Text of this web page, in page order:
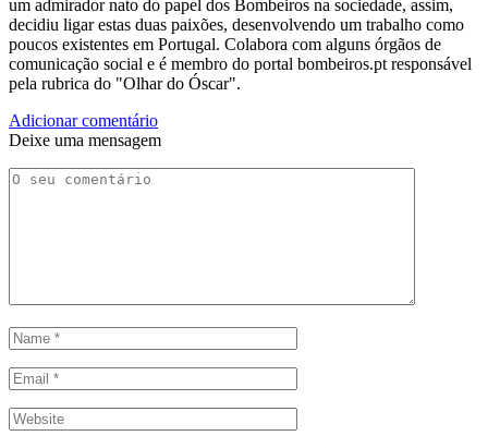
um admirador nato do papel dos Bombeiros na sociedade, assim,
decidiu ligar estas duas paixões, desenvolvendo um trabalho como
poucos existentes em Portugal. Colabora com alguns órgãos de
comunicação social e é membro do portal bombeiros.pt responsável
pela rubrica do "Olhar do Óscar".
Adicionar comentário
Deixe uma mensagem